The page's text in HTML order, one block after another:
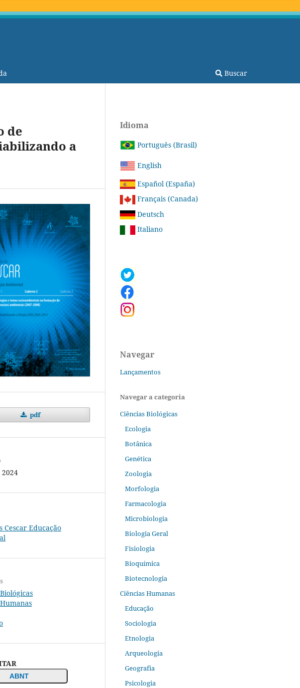
Buscar
de
a
pdf
Cescar Educação
ABNT
Idioma
Português (Brasil)
English
Español (España)
Français (Canada)
Deutsch
Italiano
Navegar
Lançamentos
Navegar a categoria
Ciências Biológicas
Ecologia
Botânica
Genética
Zoologia
Morfologia
Farmacologia
Microbiologia
Biologia Geral
Fisiologia
Bioquímica
Biotecnologia
Ciências Humanas
Educação
Sociologia
Etnologia
Arqueologia
Geografia
Psicologia